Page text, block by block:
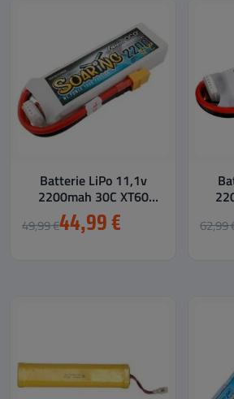
Batterie LiPo 11,1v
2200mah 30C XT60
SOARING
49,99 €44,99 € 62,99